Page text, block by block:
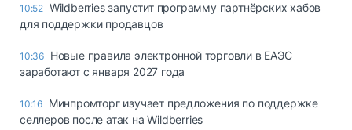
10:52 Wildberries запустит программу партнёрских хабов
для поддержки продавцов
10:36 Новые правила электронной торговли в ЕАЭС
заработают с января 2027 года
10:16 Минпромторг изучает предложения по поддержке
селлеров после атак на Wildberries